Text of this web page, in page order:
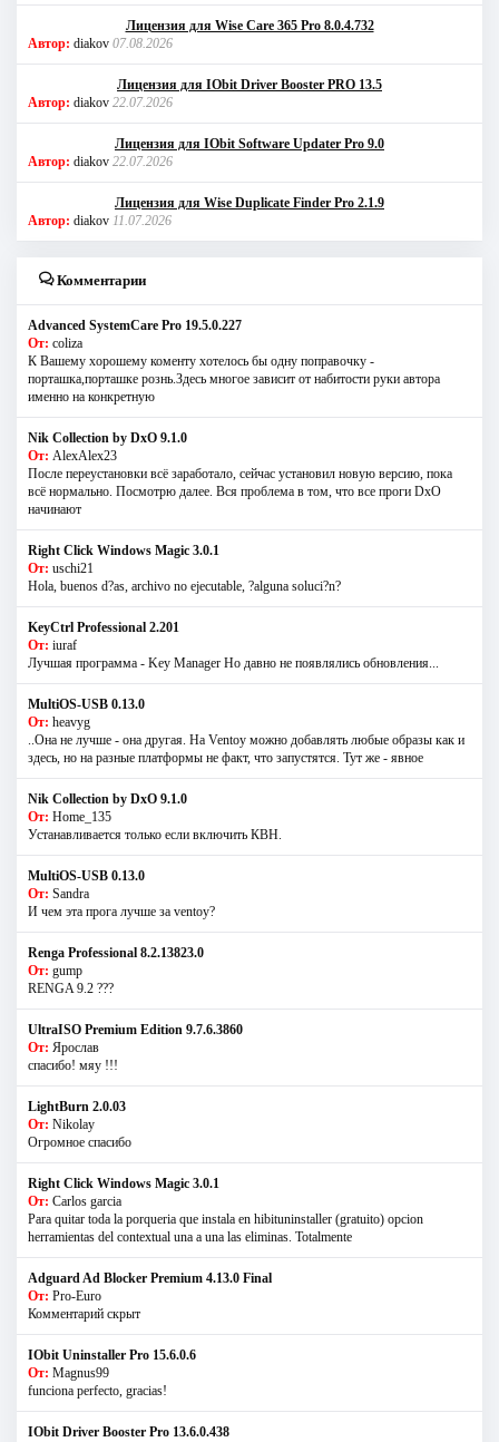
Лицензия для Wise Care 365 Pro 8.0.4.732
Автор: diakov 07.08.2026
Лицензия для IObit Driver Booster PRO 13.5
Автор: diakov 22.07.2026
Лицензия для IObit Software Updater Pro 9.0
Автор: diakov 22.07.2026
Лицензия для Wise Duplicate Finder Pro 2.1.9
Автор: diakov 11.07.2026
Комментарии
Advanced SystemCare Pro 19.5.0.227
От: coliza
К Вашему хорошему коменту хотелось бы одну поправочку -
порташка,порташке рознь.Здесь многое зависит от набитости руки автора
именно на конкретную
Nik Collection by DxO 9.1.0
От: AlexAlex23
После переустановки всё заработало, сейчас установил новую версию, пока
всё нормально. Посмотрю далее. Вся проблема в том, что все проги DxO
начинают
Right Click Windows Magic 3.0.1
От: uschi21
Hola, buenos d?as, archivo no ejecutable, ?alguna soluci?n?
KeyCtrl Professional 2.201
От: iuraf
Лучшая программа - Key Manager Но давно не появлялись обновления...
MultiOS-USB 0.13.0
От: heavyg
..Она не лучше - она другая. На Ventoy можно добавлять любые образы как и
здесь, но на разные платформы не факт, что запустятся. Тут же - явное
Nik Collection by DxO 9.1.0
От: Home_135
Устанавливается только если включить КВН.
MultiOS-USB 0.13.0
От: Sandra
И чем эта прога лучше за ventoy?
Renga Professional 8.2.13823.0
От: gump
RENGA 9.2 ???
UltraISO Premium Edition 9.7.6.3860
От: Ярослав
спасибо! мяу !!!
LightBurn 2.0.03
От: Nikolay
Огромное спасибо
Right Click Windows Magic 3.0.1
От: Carlos garcia
Para quitar toda la porqueria que instala en hibituninstaller (gratuito) opcion
herramientas del contextual una a una las eliminas. Totalmente
Adguard Ad Blocker Premium 4.13.0 Final
От: Pro-Euro
Комментарий скрыт
IObit Uninstaller Pro 15.6.0.6
От: Magnus99
funciona perfecto, gracias!
IObit Driver Booster Pro 13.6.0.438